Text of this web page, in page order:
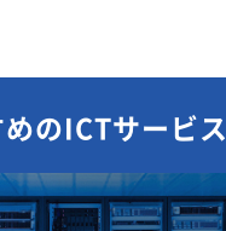
のICTサービス